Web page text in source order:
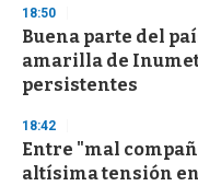
s
e
c
o
n
d
18:50
Buena parte del
amarilla de
persistentes
18:42
Entre "mal
altísima tensión